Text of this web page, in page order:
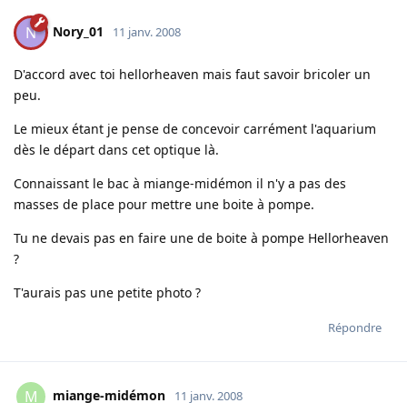
N Nory_01 11 janv. 2008
D'accord avec toi hellorheaven mais faut savoir bricoler un
peu.
Le mieux étant je pense de concevoir carrément l'aquarium
dès le départ dans cet optique là.
Connaissant le bac à miange-midémon il n'y a pas des
masses de place pour mettre une boite à pompe.
Tu ne devais pas en faire une de boite à pompe Hellorheaven
?
T'aurais pas une petite photo ?
Répondre
M miange-midémon 11 janv. 2008